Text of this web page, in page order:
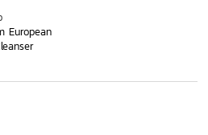
European